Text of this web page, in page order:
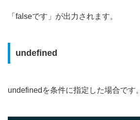
「falseです」が出力されます。
undefined
undefinedを条件に指定した場合です。